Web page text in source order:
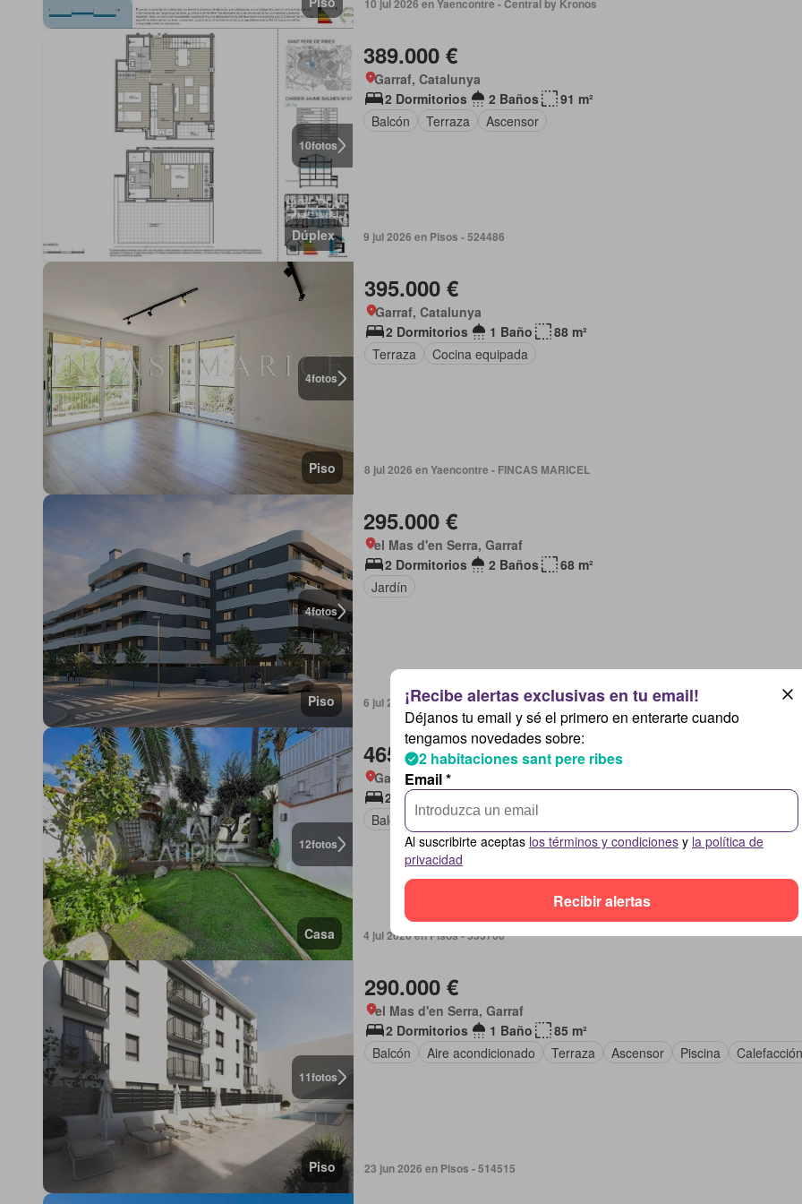
10 jul 2026 en Yaencontre - Central by Kronos
10fotos
Dúplex
389.000 €
Garraf, Catalunya
2 Dormitorios
2 Baños
91 m²
Balcón
Terraza Ascensor
9 jul 2026 en Pisos - 524486
4fotos
Piso
395.000 €
Garraf, Catalunya
2 Dormitorios
1 Baño
88 m²
Terraza
Cocina equipada
8 jul 2026 en Yaencontre - FINCAS MARICEL
4fotos
Piso
295.000 €
el Mas d'en Serra, Garraf
2 Dormitorios
2 Baños
68 m²
Jardín
6 jul 2026 en Yaencontre - Hudson by Kronos Homes
12fotos
Casa
465.000 €
Garraf, Catalunya
2 Dormitorios
Balcón
Terraza Plaza aparcamiento
4 jul 2026 en Pisos - 533760
11fotos
Piso
290.000 €
el Mas d'en Serra, Garraf
2 Dormitorios
1 Baño
85 m²
Balcón
Aire acondicionado Terraza Ascensor Piscina Calefacción
23 jun 2026 en Pisos - 514515
Déjanos tu email y sé el primero en enterarte cuando
tengamos novedades sobre:
2 habitaciones sant pere ribes
Email *
Al suscribirte aceptas los términos y condiciones y la política de
privacidad
Recibir alertas